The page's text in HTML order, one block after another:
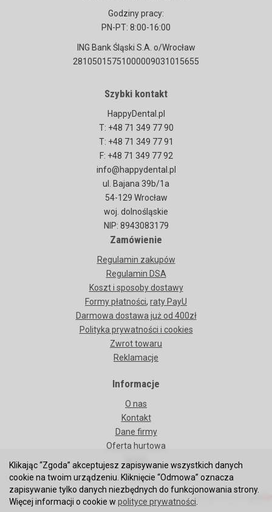
Godziny pracy:
PN-PT: 8:00-16:00
ING Bank Śląski S.A. o/Wrocław
28105015751000009031015655
Szybki kontakt
HappyDental.pl
T: +48 71 349 77 90
T: +48 71 349 77 91
F: +48 71 349 77 92
info@happydental.pl
ul. Bajana 39b/1a
54-129 Wrocław
woj. dolnośląskie
NIP: 8943083179
Zamówienie
Regulamin zakupów
Regulamin DSA
Koszt i sposoby dostawy
Formy płatności, raty PayU
Darmowa dostawa już od 400zł
Polityka prywatności i cookies
Zwrot towaru
Reklamacje
Informacje
O nas
Kontakt
Dane firmy
Oferta hurtowa
BLOG
oprogramowanie
Klikając “Zgoda” akceptujesz zapisywanie wszystkich danych
cookie na twoim urządzeniu. Kliknięcie “Odmowa” oznacza
zapisywanie tylko danych niezbędnych do funkcjonowania strony.
Więcej informacji o cookie w polityce prywatności